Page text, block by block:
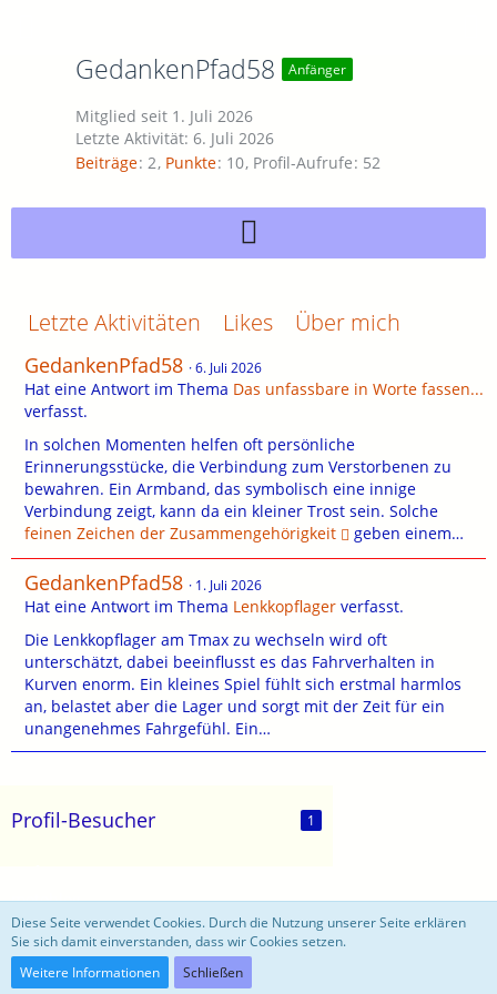
GedankenPfad58 Anfänger
Mitglied seit 1. Juli 2026
Letzte Aktivität: 6. Juli 2026
Beiträge 2 Punkte 10 Profil-Aufrufe 52
Letzte Aktivitäten Likes Über mich
GedankenPfad58 6. Juli 2026
Hat eine Antwort im Thema Das unfassbare in Worte fassen...
verfasst.
In solchen Momenten helfen oft persönliche
Erinnerungsstücke, die Verbindung zum Verstorbenen zu
bewahren. Ein Armband, das symbolisch eine innige
Verbindung zeigt, kann da ein kleiner Trost sein. Solche
feinen Zeichen der Zusammengehörigkeit
geben einem…
GedankenPfad58 1. Juli 2026
Hat eine Antwort im Thema Lenkkopflager verfasst.
Die Lenkkopflager am Tmax zu wechseln wird oft
unterschätzt, dabei beeinflusst es das Fahrverhalten in
Kurven enorm. Ein kleines Spiel fühlt sich erstmal harmlos
an, belastet aber die Lager und sorgt mit der Zeit für ein
unangenehmes Fahrgefühl. Ein…
Profil-Besucher 1
motoblog
Community-Software:
Diese Seite verwendet Cookies. Durch die Nutzung unserer Seite erklären
Sie sich damit einverstanden, dass wir Cookies setzen.
Weitere Informationen
Schließen